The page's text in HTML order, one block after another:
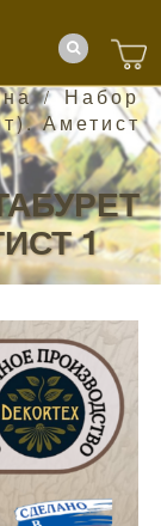
/Набор
Аметист
1